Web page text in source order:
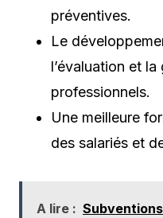
préventives.
Le
l’évaluation et
professionnels.
Une meilleure
des salariés et
A lire :